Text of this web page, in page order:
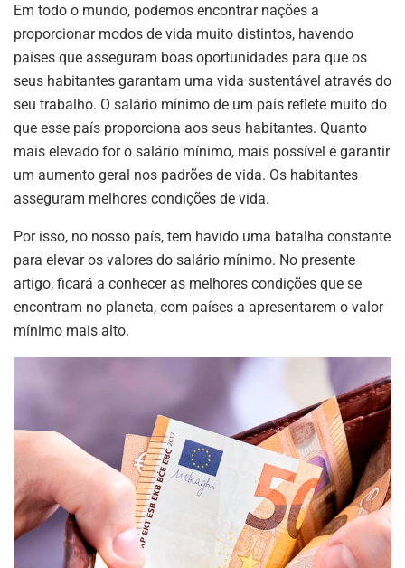
Em todo o mundo, podemos encontrar nações a
proporcionar modos de vida muito distintos, havendo
países que asseguram boas oportunidades para que os
seus habitantes garantam uma vida sustentável através do
seu trabalho. O salário mínimo de um país reflete muito do
que esse país proporciona aos seus habitantes. Quanto
mais elevado for o salário mínimo, mais possível é garantir
um aumento geral nos padrões de vida. Os habitantes
asseguram melhores condições de vida.
Por isso, no nosso país, tem havido uma batalha constante
para elevar os valores do salário mínimo. No presente
artigo, ficará a conhecer as melhores condições que se
encontram no planeta, com países a apresentarem o valor
mínimo mais alto.